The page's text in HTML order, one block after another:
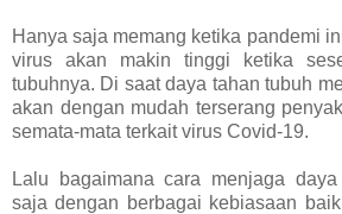
Hanya saja memang ketika pandemi
virus akan makin tinggi ketika
tubuhnya. Di saat daya tahan tubuh
akan dengan mudah terserang
semata-mata terkait virus Covid-19.
Lalu bagaimana cara menjaga
saja dengan berbagai kebiasaan